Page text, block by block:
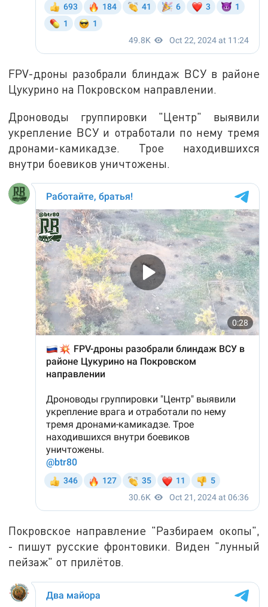
FPV-дроны разобрали блиндаж ВСУ в районе
Цукурино на Покровском направлении.
Дроноводы группировки "Центр" выявили
укрепление ВСУ и отработали по нему тремя
дронами-камикадзе. Трое находившихся
внутри боевиков уничтожены.
Покровское направление "Разбираем окопы",
- пишут русские фронтовики. Виден "лунный
пейзаж" от прилётов.